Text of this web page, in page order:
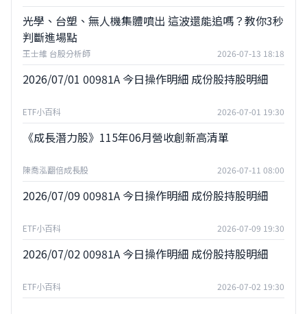
光學、台塑、無人機集體噴出 這波還能追嗎？教你3秒
判斷進場點
王士維 台股分析師 2026-07-13 18:18
2026/07/01 00981A 今日操作明細 成份股持股明細
ETF小百科 2026-07-01 19:30
《成長潛力股》115年06月營收創新高清單
陳喬泓翻倍成長股 2026-07-11 08:00
2026/07/09 00981A 今日操作明細 成份股持股明細
ETF小百科 2026-07-09 19:30
2026/07/02 00981A 今日操作明細 成份股持股明細
ETF小百科 2026-07-02 19:30